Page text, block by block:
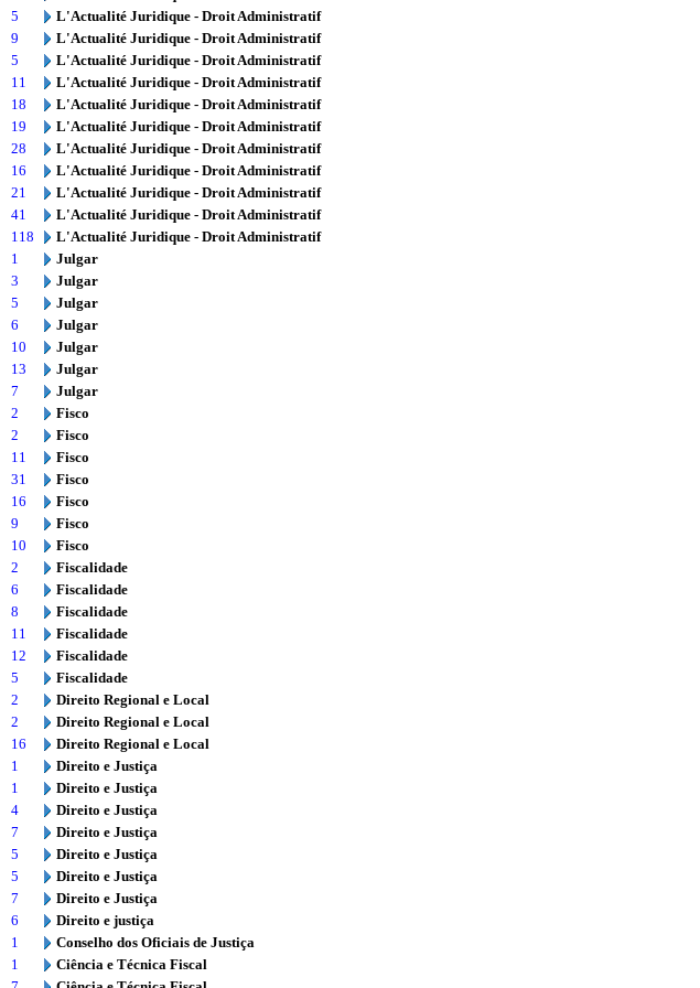
5
L'Actualité Juridique - Droit Administratif
9
L'Actualité Juridique - Droit Administratif
5
L'Actualité Juridique - Droit Administratif
11
L'Actualité Juridique - Droit Administratif
18
L'Actualité Juridique - Droit Administratif
19
L'Actualité Juridique - Droit Administratif
28
L'Actualité Juridique - Droit Administratif
16
L'Actualité Juridique - Droit Administratif
21
L'Actualité Juridique - Droit Administratif
41
L'Actualité Juridique - Droit Administratif
118
L'Actualité Juridique - Droit Administratif
1
Julgar
3
Julgar
5
Julgar
6
Julgar
10
Julgar
13
Julgar
7
Julgar
2
Fisco
2
Fisco
11
Fisco
31
Fisco
16
Fisco
9
Fisco
10
Fisco
2
Fiscalidade
6
Fiscalidade
8
Fiscalidade
11
Fiscalidade
12
Fiscalidade
5
Fiscalidade
2
Direito Regional e Local
2
Direito Regional e Local
16
Direito Regional e Local
1
Direito e Justiça
1
Direito e Justiça
4
Direito e Justiça
7
Direito e Justiça
5
Direito e Justiça
5
Direito e Justiça
7
Direito e Justiça
6
Direito e justiça
1
Conselho dos Oficiais de Justiça
1
Ciência e Técnica Fiscal